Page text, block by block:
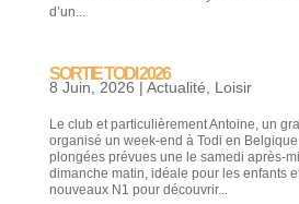
d’un...
SORTIE TODI 2026
8 Juin, 2026 | Actualité Loisir
Le club et particulièrement Antoine, un
organisé un week-end à Todi en
plongées prévues une le samedi après-
dimanche matin, idéale pour les enfants
nouveaux N1 pour découvrir...